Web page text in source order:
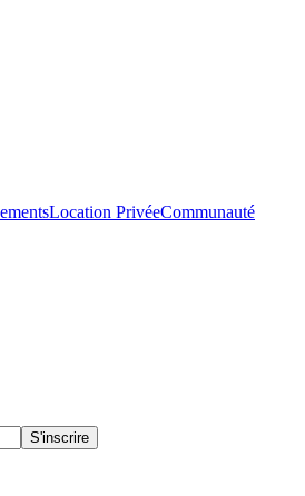
Location PrivéeCommunauté
S'inscrire